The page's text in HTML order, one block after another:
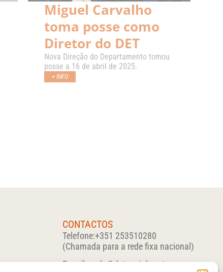
Miguel Carvalho
toma posse como
Diretor do DET
Nova Direção do Departamento tomou
posse a 16 de abril de 2025.
+ INFO
CONTACTOS
Telefone:+351 253510280
(Chamada para a rede fixa nacional)
E-mail:carla@det.uminho.pt